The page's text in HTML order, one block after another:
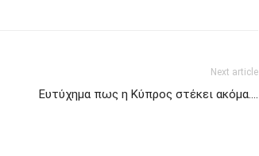
Next article
Ευτύχημα πως η Κύπρος στέκει ακόμα….